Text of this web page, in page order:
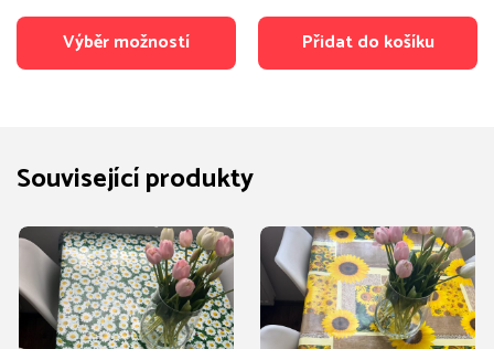
Výběr možností
variant.
Možnosti
vybrat
na
stránce
produktu
Přidat do košíku
Související produkty